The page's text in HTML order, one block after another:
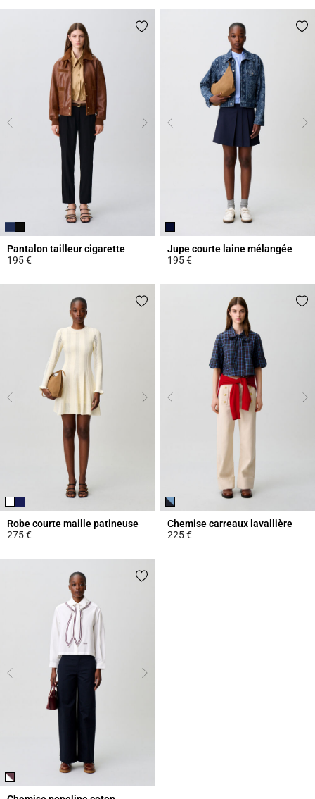
Pantalon tailleur cigarette
195 €
Jupe courte laine mélangée
195 €
Robe courte maille patineuse
275 €
Chemise carreaux lavallière
225 €